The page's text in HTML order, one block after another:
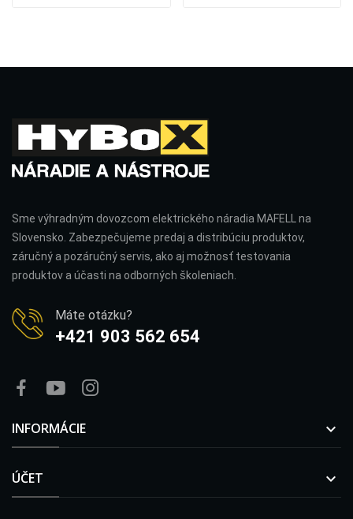
Sme výhradným dovozcom elektrického náradia MAFELL na
Slovensko. Zabezpečujeme predaj a distribúciu produktov,
záručný a pozáručný servis, ako aj možnosť testovania
produktov a účasti na odborných školeniach.
Máte otázku?
+421 903 562 654
INFORMÁCIE 
ÚČET 